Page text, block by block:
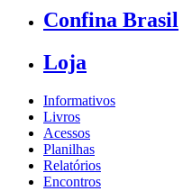
Confina Brasil
Loja
Informativos
Livros
Acessos
Planilhas
Relatórios
Encontros